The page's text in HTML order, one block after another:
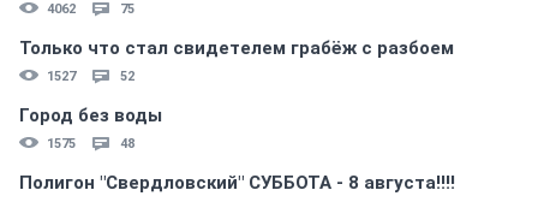
4062 75
Только что стал свидетелем грабёж с разбоем
1527 52
Город без воды
1575 48
Полигон "Свердловский" СУББОТА - 8 августа!!!!